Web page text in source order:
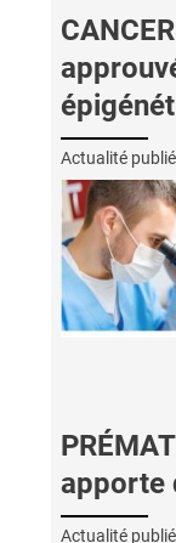
Actualité
apporte
Actualité